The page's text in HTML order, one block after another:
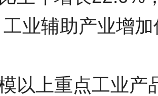
业辅助产业增
以上重点工业产